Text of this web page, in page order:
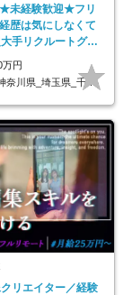
★未経験歓迎★フリ
歴は気にしなくて
手リクルートグル
/sg
万円
県_埼玉県_千葉県_大阪府…
リエイター／経験